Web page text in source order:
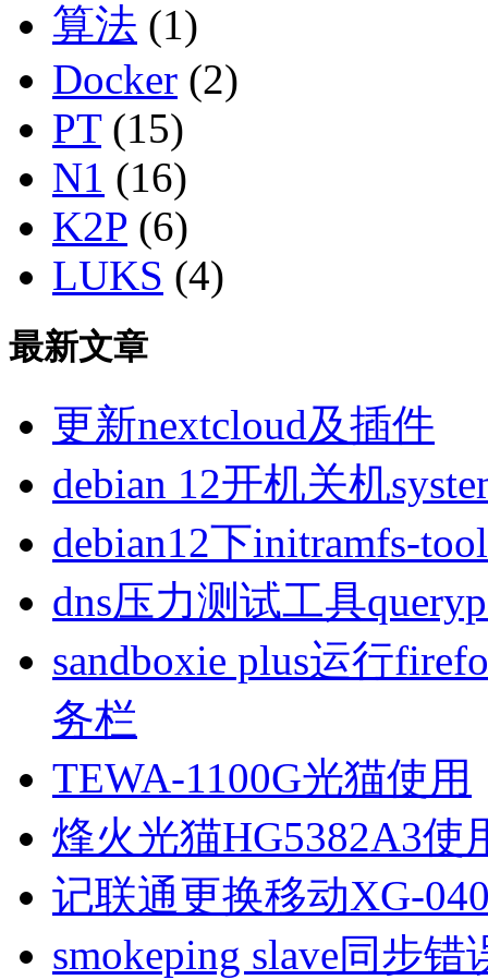
算法 (1)
Docker (2)
PT(15)
N1 (16)
K2P (6)
LUKS (4)
最新文章
更新nextcloud及插件
debian 12开机关机
debian12下initramfs-
dns压力测试工具
sandboxie plus运行
务栏
TEWA-1100G光猫使用
烽火光猫HG5382A3使
记联通更换移动XG-
smokeping slave同步错